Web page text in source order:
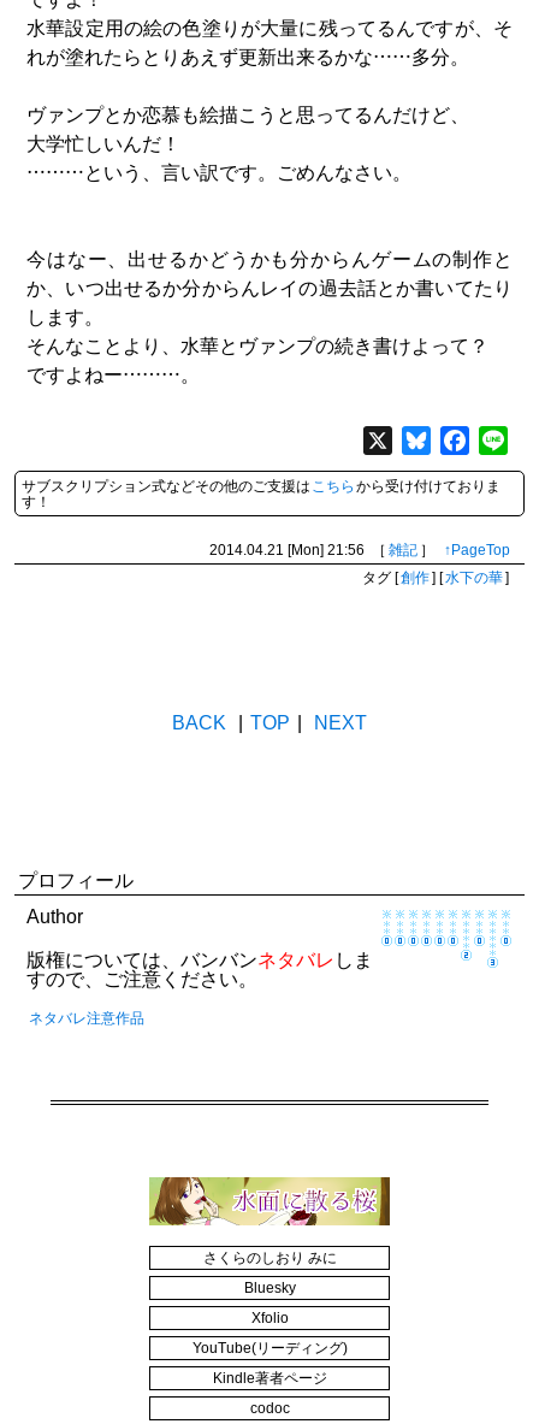
水華設定用の絵の色塗りが大量に残ってるんですが、そ
れが塗れたらとりあえず更新出来るかな……多分。
ヴァンプとか恋慕も絵描こうと思ってるんだけど、
大学忙しいんだ！
………という、言い訳です。ごめんなさい。
今はなー、出せるかどうかも分からんゲームの制作と
か、いつ出せるか分からんレイの過去話とか書いてたり
します。
そんなことより、水華とヴァンプの続き書けよって？
ですよねー………。
X Bluesky
サブスクリプション式などその他のご支援は こちら から受け付けておりま
す！
2014.04.21 [Mon] 21:56 ［ 雑記 ］
↑PageTop
タグ [創作] [水下の華]
BACK TOP NEXT
プロフィール
Author
版権については、バンバンネタバレ しま
すので、ご注意ください。
ネタバレ注意作品
さくらのしおり みに
Bluesky
Xfolio
YouTube(リーディング)
Kindle著者ページ
codoc